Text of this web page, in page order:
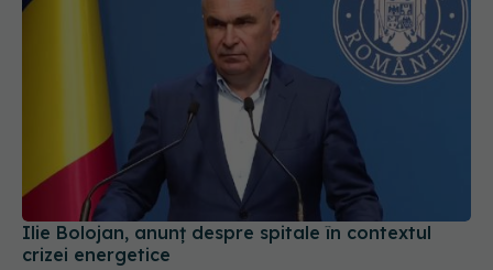
Ilie Bolojan, anunț despre spitale în contextul
crizei energetice